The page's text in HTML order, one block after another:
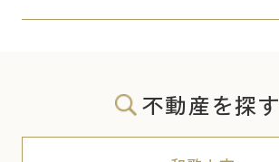
不動産を探す